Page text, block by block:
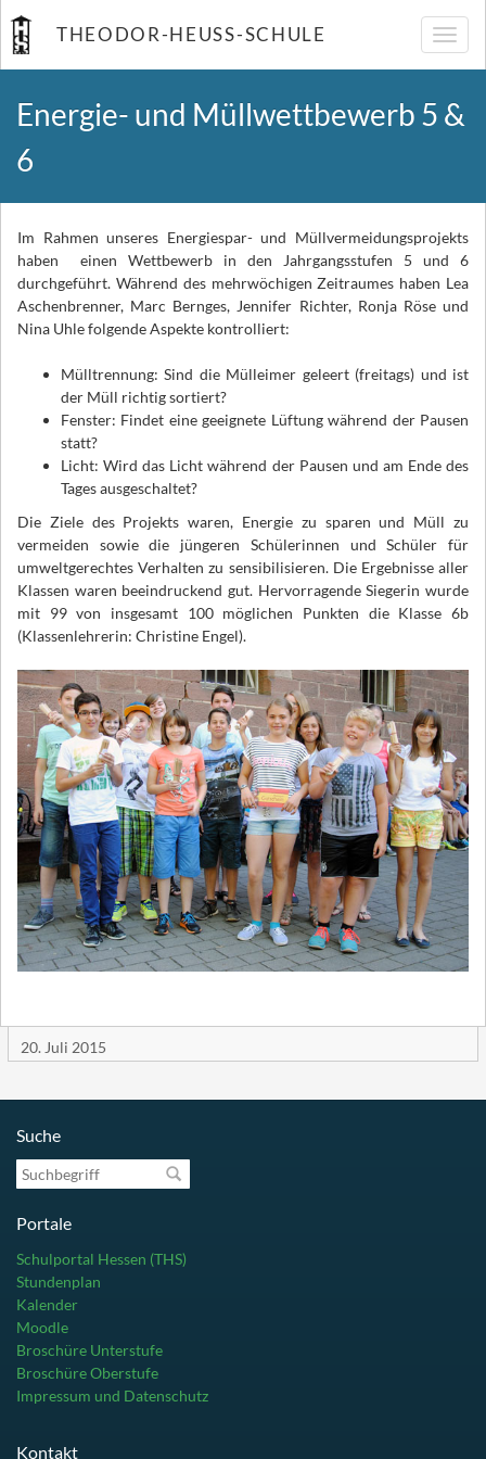
THEODOR-HEUSS-SCHULE
Energie- und Müllwettbewerb 5 &
6
Im Rahmen unseres Energiespar- und Müllvermeidungsprojekts
haben einen Wettbewerb in den Jahrgangsstufen 5 und 6
durchgeführt. Während des mehrwöchigen Zeitraumes haben Lea
Aschenbrenner, Marc Bernges, Jennifer Richter, Ronja Röse und
Nina Uhle folgende Aspekte kontrolliert:
Mülltrennung: Sind die Mülleimer geleert (freitags) und ist
der Müll richtig sortiert?
Fenster: Findet eine geeignete Lüftung während der Pausen
statt?
Licht: Wird das Licht während der Pausen und am Ende des
Tages ausgeschaltet?
Die Ziele des Projekts waren, Energie zu sparen und Müll zu
vermeiden sowie die jüngeren Schülerinnen und Schüler für
umweltgerechtes Verhalten zu sensibilisieren. Die Ergebnisse aller
Klassen waren beeindruckend gut. Hervorragende Siegerin wurde
mit 99 von insgesamt 100 möglichen Punkten die Klasse 6b
(Klassenlehrerin: Christine Engel).
20. Juli 2015
Suche
Suchbegriff
Portale
Schulportal Hessen (THS)
Stundenplan
Kalender
Moodle
Broschüre Unterstufe
Broschüre Oberstufe
Impressum und Datenschutz
Kontakt